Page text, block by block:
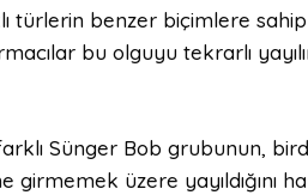
türlerin benzer biçimlere sahip
bu olguyu tekrarlı
Sünger Bob grubunun,
üzere yayıldığını